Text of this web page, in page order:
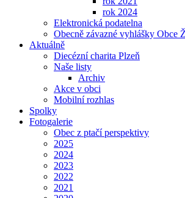
rok 2024
Elektronická podatelna
Obecně závazné vyhlášky Obce
Aktuálně
Diecézní charita Plzeň
Naše listy
Archiv
Akce v obci
Mobilní rozhlas
Spolky
Fotogalerie
Obec z ptačí perspektivy
2025
2024
2023
2022
2021